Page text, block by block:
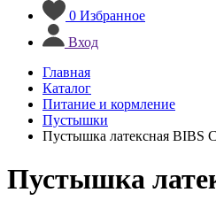
0 Избранное
Вход
Главная
Каталог
Питание и кормление
Пустышки
Пустышка латексная BIBS
Пустышка